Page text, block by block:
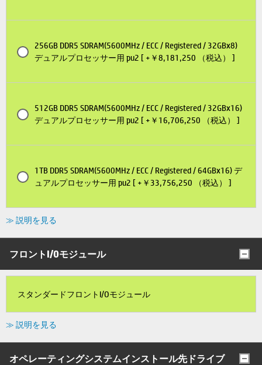
256GB DDR5 SDRAM(5600MHz / ECC / Registered / 32GBx8)
デュアルプロセッサー用 pu2 [ +￥8,181,250 （税込） ]
512GB DDR5 SDRAM(5600MHz / ECC / Registered / 32GBx16)
デュアルプロセッサー用 pu2 [ +￥16,706,250 （税込） ]
1TB DDR5 SDRAM(5600MHz / ECC / Registered / 64GBx16) デ
ュアルプロセッサー用 pu2 [ +￥33,756,250 （税込） ]
≫ 説明を見る
フロントI/Oモジュール
スタンダードフロントI/Oモジュール
≫ 説明を見る
オペレーティングシステムインストール先ドライブ